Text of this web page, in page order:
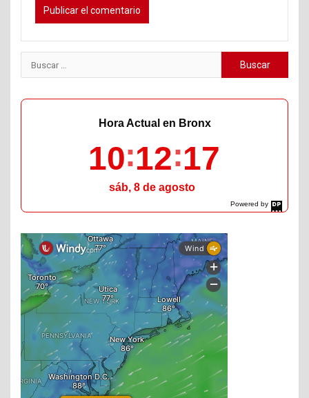
Buscar:
Powered by
DaysPedia.com
Hora Actual en Bronx
10 12 18
sáb, 8 de agosto